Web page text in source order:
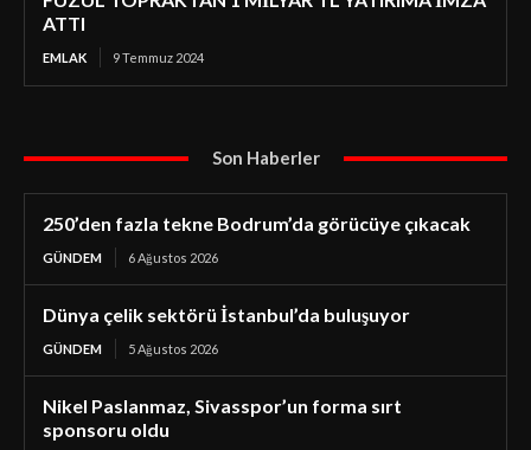
ATTI
EMLAK 9 Temmuz 2024
Son Haberler
250’den fazla tekne Bodrum’da görücüye çıkacak
GÜNDEM 6 Ağustos 2026
Dünya çelik sektörü İstanbul’da buluşuyor
GÜNDEM 5 Ağustos 2026
Nikel Paslanmaz, Sivasspor’un forma sırt
sponsoru oldu